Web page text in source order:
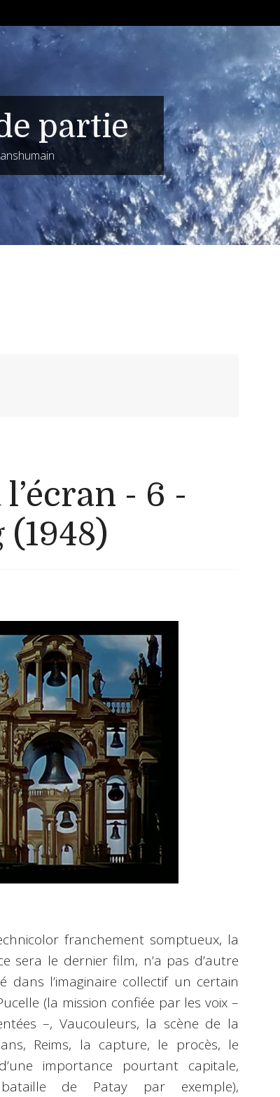
partie
- 6 -
franchement somptueux, la
sera le dernier film, n’a pas d’autre
dans l’imaginaire collectif un certain
(la mission confiée par les voix –
–, Vaucouleurs, la scène de la
Reims, la capture, le procès, le
importance pourtant capitale,
de Patay par exemple),